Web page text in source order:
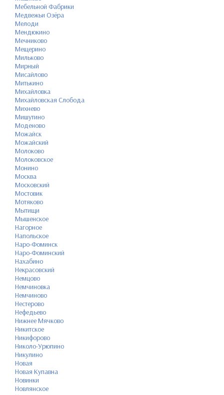
Мебельной Фабрики
Медвежьи Озёра
Мелоди
Мендюкино
Мечниково
Мещерино
Мильково
Мирный
Мисайлово
Митькино
Михайловка
Михайловская Слобода
Михнево
Мишутино
Моденово
Можайск
Можайский
Молоково
Молоковское
Монино
Москва
Московский
Мостовик
Мотяково
Мытищи
Мышенское
Нагорное
Напольское
Наро-Фоминск
Наро-Фоминский
Нахабино
Некрасовский
Немцово
Немчиновка
Немчиново
Нестерово
Нефедьево
Нижнее Мячково
Никитское
Никифорово
Николо-Урюпино
Никулино
Новая
Новая Купавна
Новинки
Новлянское